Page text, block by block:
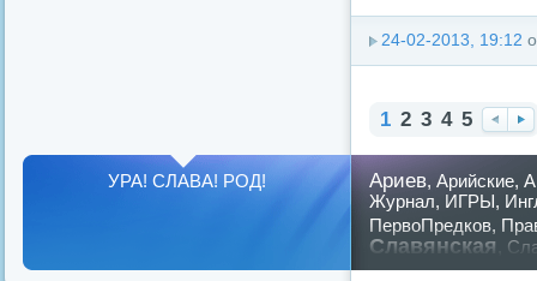
24-02-2013, 19:12
1 2 3 4 5
На
за
д
Вп
ер
ед
Ариев, Арийские,
Журнал, ИГРЫ,
ПервоПредков,
Славянская
предков,путин,
УРА! СЛАВА! РОД!